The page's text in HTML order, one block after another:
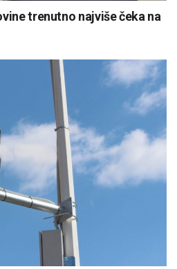
trenutno najviše čeka na